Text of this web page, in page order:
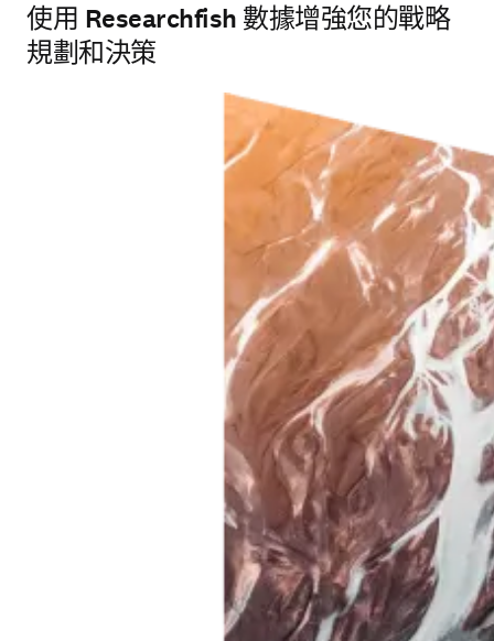
使用 Researchfish 數據增強您的戰略
規劃和決策